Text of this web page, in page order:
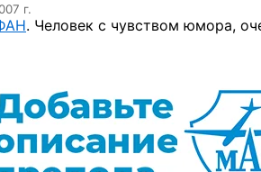
г.
. Человек с чувством юмора,